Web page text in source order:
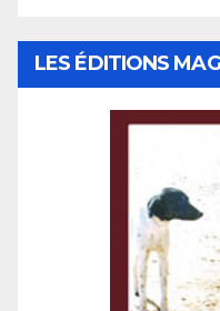
LES ÉDITIONS